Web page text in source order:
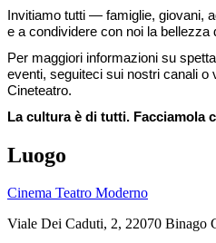
Invitiamo tutti — famiglie, giovani,
e a condividere con noi la bellezza
Per maggiori informazioni su
eventi, seguiteci sui nostri canali o
Cineteatro.
La cultura è di tutti. Facciamola
Luogo
Cinema Teatro Moderno
Viale Dei Caduti, 2, 22070 Binago